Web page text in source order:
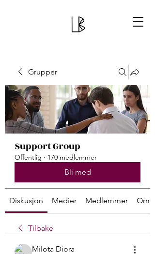
Grupper
Support Group
Offentlig · 170 medlemmer
Bli med
Diskusjon Medier Medlemmer Om
Tilbake
Milota Diora